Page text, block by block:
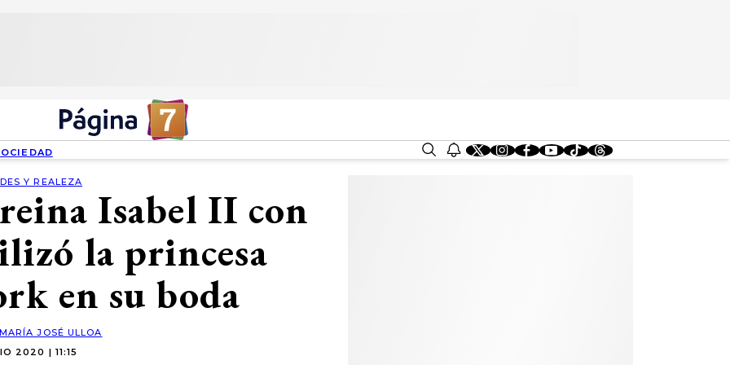
Y REALEZA
Isabel II con
la princesa
en su boda
MARÍA JOSÉ ULLOA
2020 | 11:15